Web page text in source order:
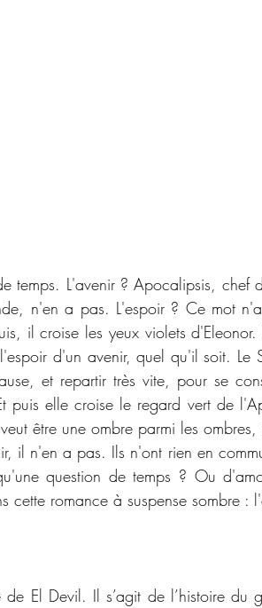
temps. L'avenir ? Apocalipsis,
n'en a pas. L'espoir ? Ce mot
il croise les yeux violets
d'un avenir, quel qu'il soit. Le
et repartir très vite, pour se
puis elle croise le regard vert de
être une ombre parmi les
il n'en a pas. Ils n'ont rien en
question de temps ? Ou
cette romance à suspense sombre :
El Devil. Il s’agit de l’histoire du